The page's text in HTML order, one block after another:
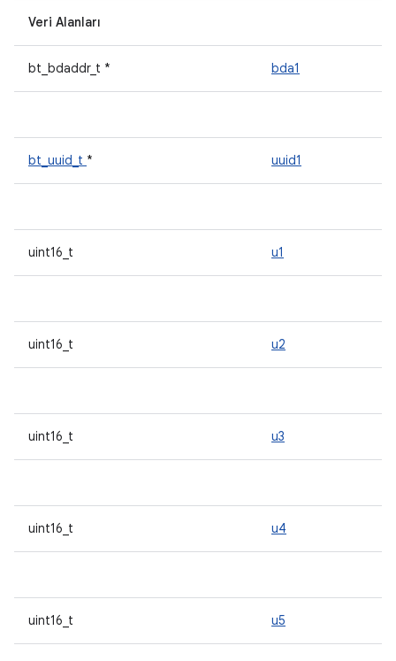
Veri Alanları
bt_bdaddr_t * bda1
bt_uuid_t * uuid1
uint16_t u1
uint16_t u2
uint16_t u3
uint16_t u4
uint16_t u5